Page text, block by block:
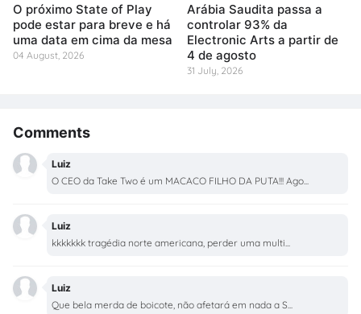
O próximo State of Play
pode estar para breve e há
uma data em cima da mesa
04 August, 2026
Arábia Saudita passa a
controlar 93% da
Electronic Arts a partir de
4 de agosto
31 July, 2026
Comments
Luiz
O CEO da Take Two é um MACACO FILHO DA PUTA!!! Ago...
Luiz
kkkkkkk tragédia norte americana, perder uma multi...
Luiz
Que bela merda de boicote, não afetará em nada a S...